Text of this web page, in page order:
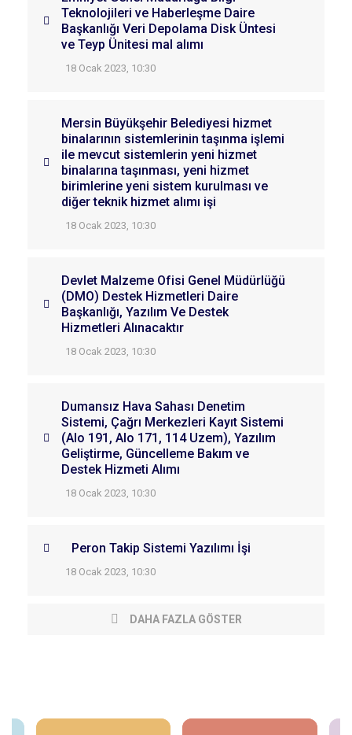
Teknolojileri ve Haberleşme Daire
Başkanlığı Veri Depolama Disk Üntesi
ve Teyp Ünitesi mal alımı
18 Ocak 2023, 10:30
Mersin Büyükşehir Belediyesi hizmet
binalarının sistemlerinin taşınma işlemi
ile mevcut sistemlerin yeni hizmet
binalarına taşınması, yeni hizmet
birimlerine yeni sistem kurulması ve
diğer teknik hizmet alımı işi
18 Ocak 2023, 10:30
Devlet Malzeme Ofisi Genel Müdürlüğü
(DMO) Destek Hizmetleri Daire
Başkanlığı, Yazılım Ve Destek
Hizmetleri Alınacaktır
18 Ocak 2023, 10:30
Dumansız Hava Sahası Denetim
Sistemi, Çağrı Merkezleri Kayıt Sistemi
(Alo 191, Alo 171, 114 Uzem), Yazılım
Geliştirme, Güncelleme Bakım ve
Destek Hizmeti Alımı
18 Ocak 2023, 10:30
Peron Takip Sistemi Yazılımı İşi
18 Ocak 2023, 10:30
DAHA FAZLA GÖSTER